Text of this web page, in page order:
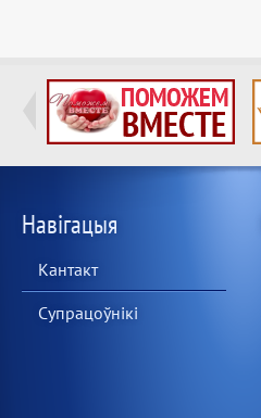
Навігацыя
Кантакт
Супрацоўнікі